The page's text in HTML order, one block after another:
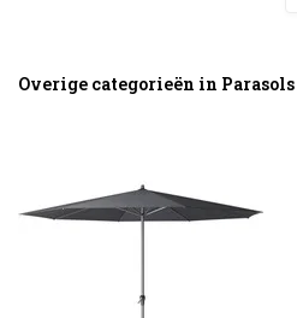
Overige categorieën in Parasols